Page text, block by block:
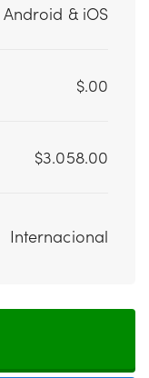
Android & iOS
$.00
$3.058.00
Internacional